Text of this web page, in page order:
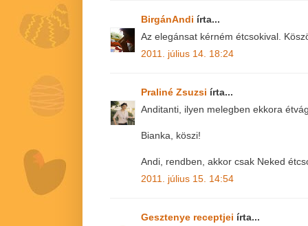
BirgánAndi írta...
Az elegánsat kérném étcsokival.
2011. július 14. 18:24
Praliné Zsuzsi írta...
Anditanti, ilyen melegben ekkora
Bianka, köszi!
Andi, rendben, akkor csak Neked
2011. július 15. 14:54
Gesztenye receptjei írta...